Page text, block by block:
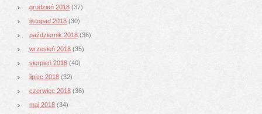
grudzień 2018 (37)
listopad 2018 (30)
październik 2018 (36)
wrzesień 2018 (35)
sierpień 2018 (40)
lipiec 2018 (32)
czerwiec 2018 (36)
maj 2018 (34)